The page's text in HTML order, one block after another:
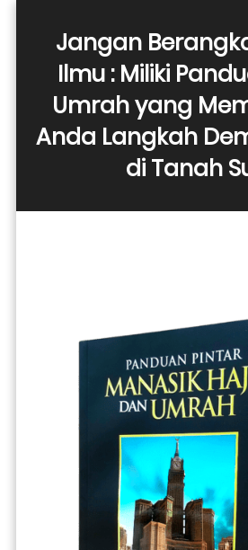
Jangan
Ilmu : Miliki
Umrah yang
Anda Langkah
di Tanah